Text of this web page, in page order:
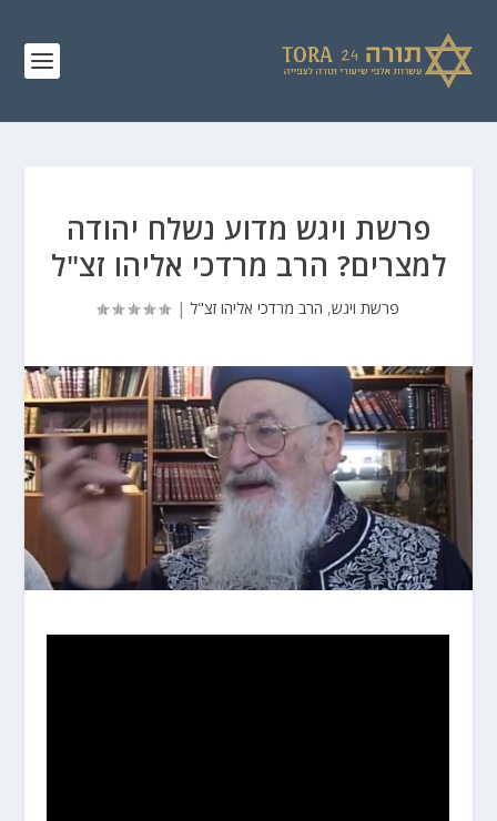
פרשת ויגש מדוע נשלח יהודה
למצרים? הרב מרדכי אליהו זצ"ל
פרשת ויגש, הרב מרדכי אליהו זצ"ל |